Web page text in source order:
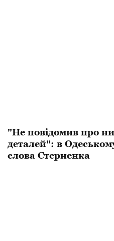
"Не повідомив про
деталей": в
слова Стерненка